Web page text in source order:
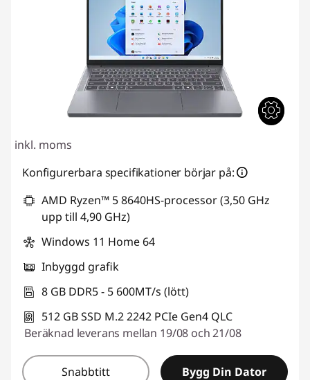
inkl. moms
Konfigurerbara specifikationer börjar på:
AMD Ryzen™ 5 8640HS-processor (3,50 GHz
upp till 4,90 GHz)
Windows 11 Home 64
Inbyggd grafik
8 GB DDR5 - 5 600MT/s (lött)
512 GB SSD M.2 2242 PCIe Gen4 QLC
Beräknad leverans mellan 19/08 och 21/08
Snabbtitt Bygg Din Dator